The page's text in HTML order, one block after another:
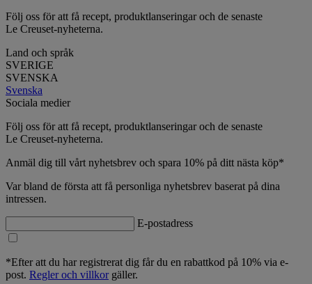
Följ oss för att få recept, produktlanseringar och de senaste
Le Creuset-nyheterna.
Land och språk
SVERIGE
SVENSKA
Svenska
Sociala medier
Följ oss för att få recept, produktlanseringar och de senaste
Le Creuset-nyheterna.
Anmäl dig till vårt nyhetsbrev och spara 10% på ditt nästa köp*
Var bland de första att få personliga nyhetsbrev baserat på dina
intressen.
E-postadress
*Efter att du har registrerat dig får du en rabattkod på 10% via e-
post. Regler och villkorgäller.